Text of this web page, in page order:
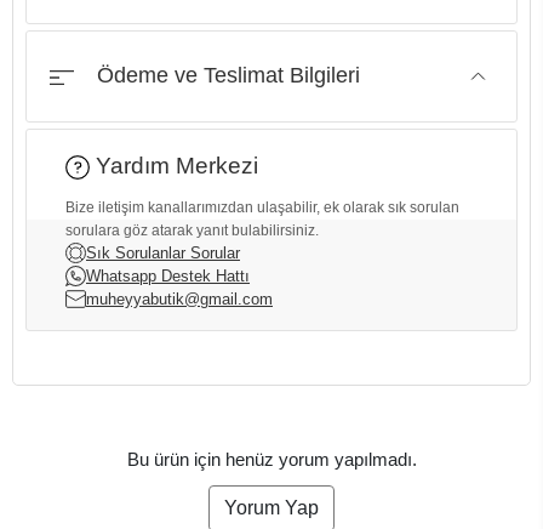
Ödeme ve Teslimat Bilgileri
Yardım Merkezi
Bize iletişim kanallarımızdan ulaşabilir, ek olarak sık sorulan
sorulara göz atarak yanıt bulabilirsiniz.
Sık Sorulanlar Sorular
Whatsapp Destek Hattı
muheyyabutik@gmail.com
Bu ürün için henüz yorum yapılmadı.
Yorum Yap